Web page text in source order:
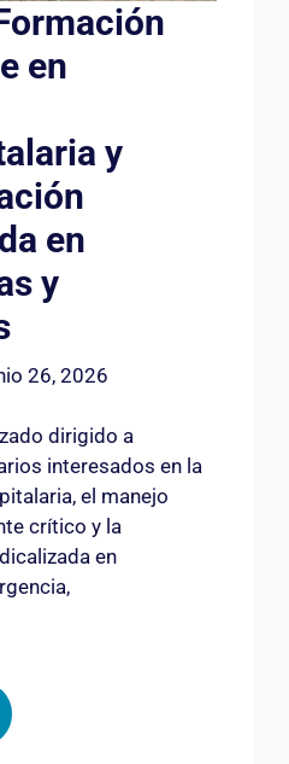
en
y
en
y
26, 2026
dirigido a
interesados en la
el manejo
crítico y la
en